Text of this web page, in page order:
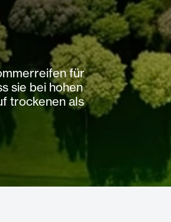
für
sie bei hohen
trockenen als